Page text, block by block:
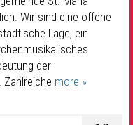
Wir sind eine offene
Lage, ein
der
more »